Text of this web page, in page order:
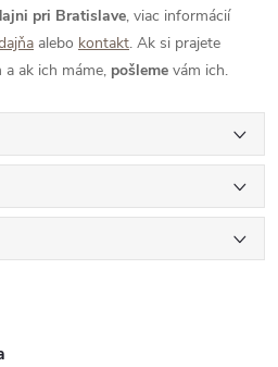
pri Bratislave, viac informácií
alebo kontakt. Ak si prajete
a ak ich máme, pošleme vám ich.